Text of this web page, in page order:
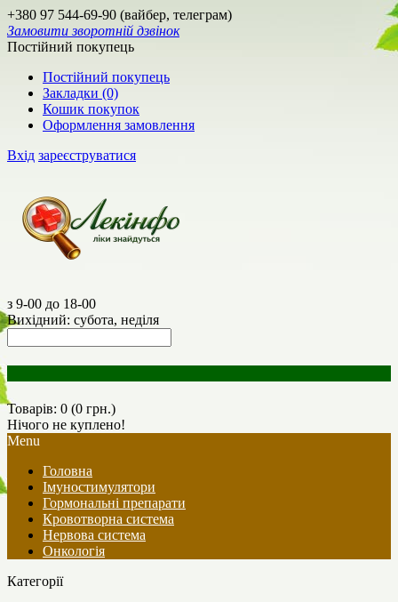
+380 97 544-69-90 (вайбер, телеграм)
Замовити зворотній дзвінок
Постійний покупець
Постійний покупець
Закладки (0)
Кошик покупок
Оформлення замовлення
Вхід зареєструватися
з 9-00 до 18-00
Вихідний: субота, неділя
Товарів: 0 (0 грн.)
Нічого не куплено!
Menu
Головна
Імуностимулятори
Гормональні препарати
Кровотворна система
Нервова система
Онкологія
Категорії